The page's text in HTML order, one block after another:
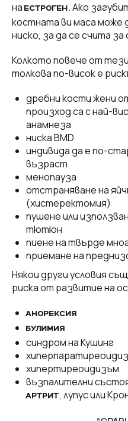
на ЕСТРОГЕН . Ако
костната ви маса може
ниско, за да се счита
Колкото повече от
толкова по-висок е
дребни кости жени
произход са с най-
анамнеза
ниска BMD
индивида да е по-
възраст
менопауза
отстраняване на
(хистеректомия)
пушене или
тютюн
пиене на твърде
приемане на
Някои други условия
риска от развитие на
АНОРЕКСИЯ
БУЛИМИЯ
синдром на Кушинг
хипертиреоидизъм
възпалителни
АРТРИТ, лупус или